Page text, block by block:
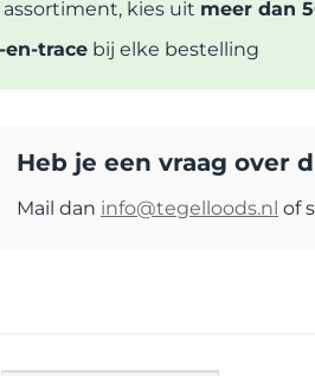
assortiment, kies uit meer dan
en-tracebij elke bestelling
Heb je een vraag over
Mail dan info@tegelloods.nl of